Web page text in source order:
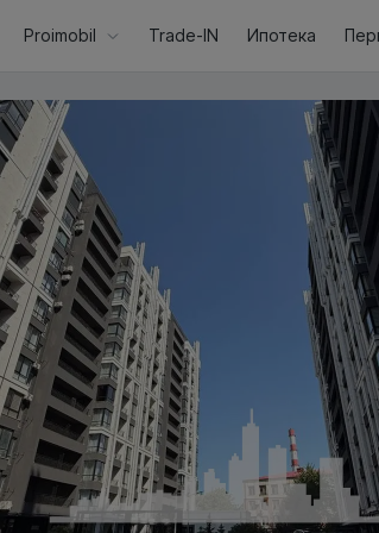
Proimobil Trade-IN Ипотека